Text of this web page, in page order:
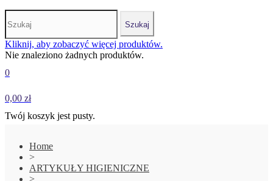
Szukaj
Kliknij, aby zobaczyć więcej produktów.
Nie znaleziono żadnych produktów.
0
0,00 zł
Twój koszyk jest pusty.
Home
>
ARTYKUŁY HIGIENICZNE
>